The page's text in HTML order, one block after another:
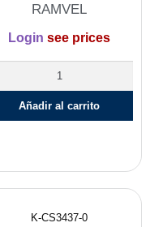
RAMVEL
Login see prices
Añadir al carrito
K-CS3437-0